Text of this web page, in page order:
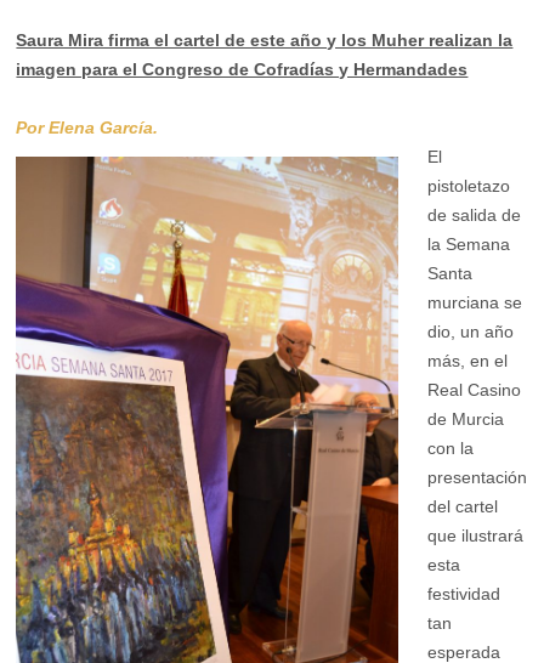
Saura Mira firma el cartel de este año y los Muher realizan la
imagen para el Congreso de Cofradías y Hermandades
Por Elena García.
El
pistoletazo
de salida de
la Semana
Santa
murciana se
dio, un año
más, en el
Real Casino
de Murcia
con la
presentación
del cartel
que ilustrará
esta
festividad
tan
esperada